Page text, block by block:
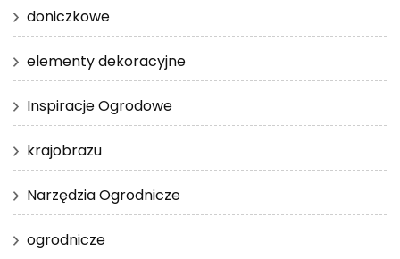
doniczkowe
elementy dekoracyjne
Inspiracje Ogrodowe
krajobrazu
Narzędzia Ogrodnicze
ogrodnicze